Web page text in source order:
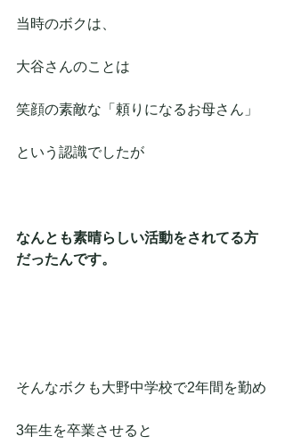
当時のボクは、
大谷さんのことは
笑顔の素敵な「頼りになるお母さん」
という認識でしたが
なんとも素晴らしい活動をされてる方
だったんです。
そんなボクも大野中学校で2年間を勤め
3年生を卒業させると